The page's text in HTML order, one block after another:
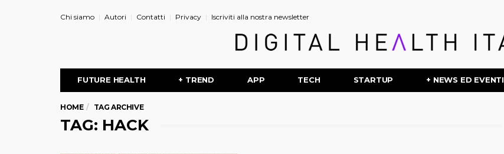
Chi siamo Autori Contatti Privacy Iscriviti alla nostra newsletter
FUTURE HEALTH + TREND APP TECH STARTUP + NEWS ED EVENTI
HOME TAG ARCHIVE
TAG: HACK